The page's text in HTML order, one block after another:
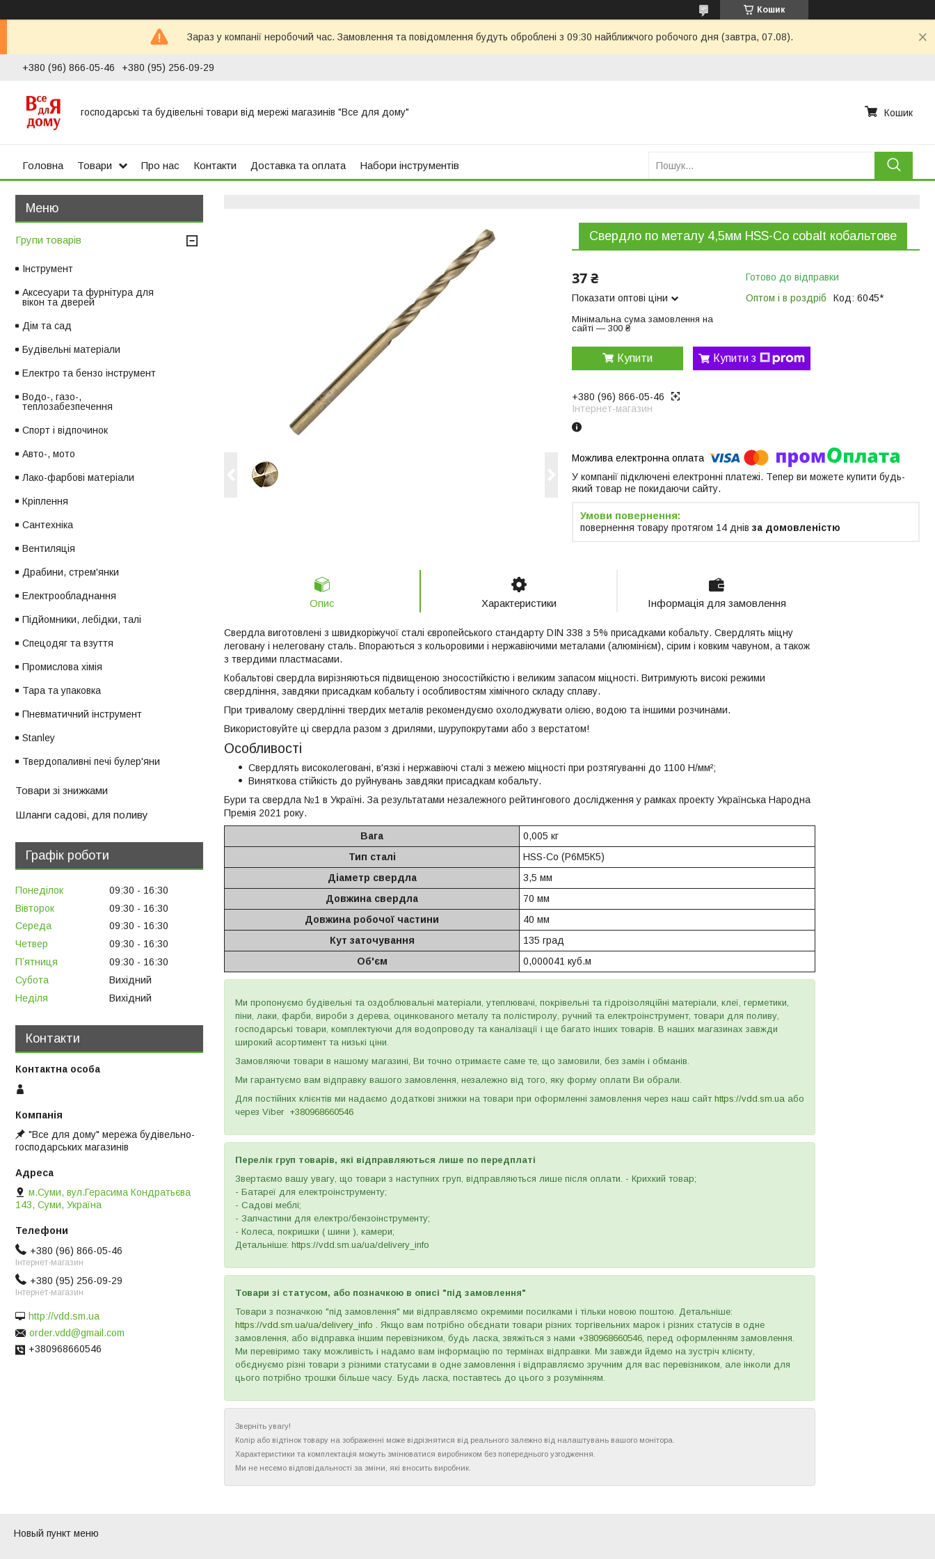
Кошик
Зараз у компанії неробочий час. Замовлення та повідомлення будуть оброблені з 09:30 найближчого робочого дня (завтра, 07.08).
+380 (96) 866-05-46 +380 (95) 256-09-29
господарські та будівельні товари від мережі магазинів "Все для дому" Кошик
Головна Товари Про нас Контакти Доставка та оплата Набори інструментів
Свердло по металу 4,5мм HSS-Co cobalt кобальтове
37 ₴
Показати оптові ціни
Мінімальна сума замовлення на
сайті — 300 ₴
Готово до відправки
Оптом і в роздріб
Код: 6045*
Купити Купити з
+380 (96) 866-05-46
Інтернет-магазин
У компанії підключені електронні платежі. Тепер ви можете купити будь-
який товар не покидаючи сайту.
повернення товару протягом 14 днів за домовленістю
Опис Характеристики Інформація для замовлення
Свердла виготовлені з швидкоріжучої сталі європейського стандарту DIN 338 з 5% присадками кобальту. Свердлять міцну
леговану і нелеговану сталь. Впораються з кольоровими і нержавіючими металами (алюмінієм), сірим і ковким чавуном, а також
з твердими пластмасами.
Кобальтові свердла вирізняються підвищеною зносостійкістю і великим запасом міцності. Витримують високі режими
свердління, завдяки присадкам кобальту і особливостям хімічного складу сплаву.
При тривалому свердлінні твердих металів рекомендуємо охолоджувати олією, водою та іншими розчинами.
Використовуйте ці свердла разом з дрилями, шурупокрутами або з верстатом!
Особливості
Свердлять високолеговані, в'язкі і нержавіючі сталі з межею міцності при розтягуванні до 1100 Н/мм²;
Виняткова стійкість до руйнувань завдяки присадкам кобальту.
Бури та свердла №1 в Україні. За результатами незалежного рейтингового дослідження у рамках проекту Українська Народна
Премія 2021 року.
Вага
0,005 кг
Тип сталі
HSS-Co (Р6М5К5)
Діаметр свердла
3,5 мм
Довжина свердла
70 мм
Довжина робочої частини
40 мм
Кут заточування
135 град
Об'єм
0,000041 куб.м
Ми пропонуємо будівельні та оздоблювальні матеріали, утеплювачі, покрівельні та гідроізоляційні матеріали, клеї, герметики,
піни, лаки, фарби, вироби з дерева, оцинкованого металу та полістиролу, ручний та електроінструмент, товари для поливу,
господарські товари, комплектуючи для водопроводу та каналізації і ще багато інших товарів. В наших магазинах завжди
широкий асортимент та низькі ціни.
Замовляючи товари в нашому магазині, Ви точно отримаєте саме те, що замовили, без замін і обманів.
Ми гарантуємо вам відправку вашого замовлення, незалежно від того, яку форму оплати Ви обрали.
Для постійних клієнтів ми надаємо додаткові знижки на товари при оформленні замовлення через наш сайт https://vdd.sm.ua або
через Viber +380968660546
Перелік груп товарів, які відправляються лише по передплаті
Звертаємо вашу увагу, що товари з наступних груп, відправляються лише після оплати. - Крихкий товар;
- Батареї для електроінструменту;
- Садові меблі;
- Запчастини для електро/бензоінструменту;
- Колеса, покришки ( шини ), камери;
Детальніше: https://vdd.sm.ua/ua/delivery_info
Товари зі статусом, або позначкою в описі "під замовлення"
Товари з позначкою "під замовлення" ми відправляємо окремими посилками і тільки новою поштою. Детальніше:
https://vdd.sm.ua/ua/delivery_info . Якщо вам потрібно обєднати товари різних торгівельних марок і різних статусів в одне
замовлення, або відправка іншим перевізником, будь ласка, звяжіться з нами +380968660546, перед оформленням замовлення.
Ми перевіримо таку можливість і надамо вам інформацію по термінах відправки. Ми завжди йдемо на зустріч клієнту,
обєднуємо різні товари з різними статусами в одне замовлення і відправляємо зручним для вас перевізником, але інколи для
цього потрібно трошки більше часу. Будь ласка, поставтесь до цього з розумінням.
Зверніть увагу!
Колір або відтінок товару на зображенні може відрізнятися від реального залежно від налаштувань вашого монітора.
Характеристики та комплектація можуть змінюватися виробником без попереднього узгодження.
Ми не несемо відповідальності за зміни, які вносить виробник.
Групи товарів
Інструмент
Аксесуари та фурнітура для
вікон та дверей
Дім та сад
Будівельні матеріали
Електро та бензо інструмент
Водо-, газо-,
теплозабезпечення
Спорт і відпочинок
Авто-, мото
Лако-фарбові матеріали
Кріплення
Сантехніка
Вентиляція
Драбини, стрем'янки
Електрообладнання
Підйомники, лебідки, талі
Спецодяг та взуття
Промислова хімія
Тара та упаковка
Пневматичний інструмент
Stanley
Твердопаливні печі булер'яни
Товари зі знижками
Шланги садові, для поливу
Графік роботи
Понеділок 09:30
16:30
Вівторок
09:30
16:30
Середа
09:30
16:30
Четвер
09:30
16:30
Пʼятниця
09:30
16:30
Субота
Вихідний
Неділя
Вихідний
Контакти
"Все для дому" мережа будівельно-
господарських магазинів
м.Суми, вул.Герасима Кондратьєва
143, Суми, Україна
+380 (96) 866-05-46
Інтернет-магазин
+380 (95) 256-09-29
Інтернет-магазин
http://vdd.sm.ua
order.vdd@gmail.com
+380968660546
Новый пункт меню